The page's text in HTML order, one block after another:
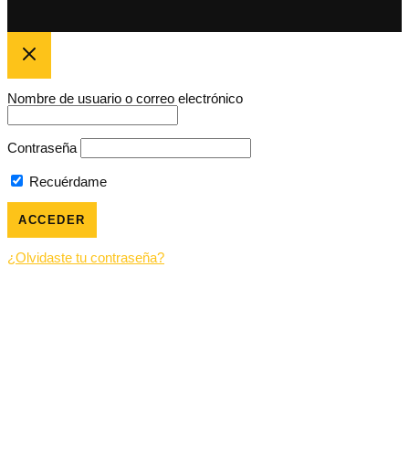
Nombre de usuario o correo electrónico
Contraseña
Recuérdame
¿Olvidaste tu contraseña?